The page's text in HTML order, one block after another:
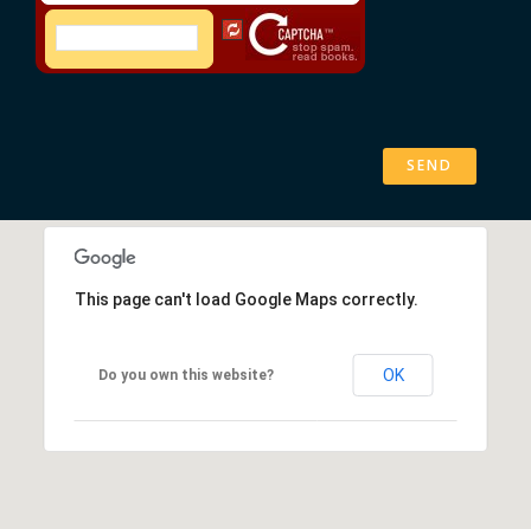
This page can't load Google Maps correctly.
Do you own this website? OK